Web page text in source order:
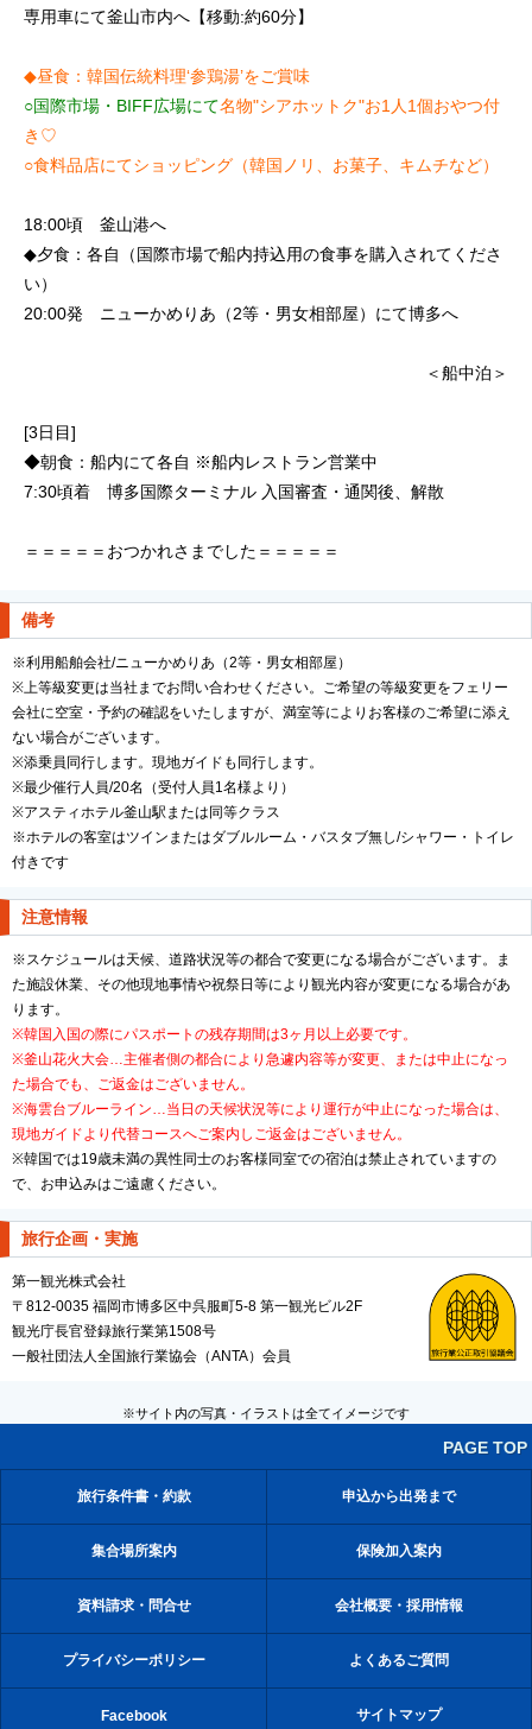
専用車にて釜山市内へ【移動:約60分】
◆昼食：韓国伝統料理‘参鶏湯’をご賞味
○国際市場・BIFF広場にて名物"シアホットク"お1人1個おやつ付
き♡
○食料品店にてショッピング（韓国ノリ、お菓子、キムチなど）
18:00頃 釜山港へ
◆夕食：各自（国際市場で船内持込用の食事を購入されてくださ
い）
20:00発 ニューかめりあ（2等・男女相部屋）にて博多へ
＜船中泊＞
[3日目]
◆朝食：船内にて各自 ※船内レストラン営業中
7:30頃着 博多国際ターミナル 入国審査・通関後、解散
＝＝＝＝＝おつかれさまでした＝＝＝＝＝
備考
※利用船舶会社/ニューかめりあ（2等・男女相部屋）
※上等級変更は当社までお問い合わせください。ご希望の等級変更をフェリー
会社に空室・予約の確認をいたしますが、満室等によりお客様のご希望に添え
ない場合がございます。
※添乗員同行します。現地ガイドも同行します。
※最少催行人員/20名（受付人員1名様より）
※アスティホテル釜山駅または同等クラス
※ホテルの客室はツインまたはダブルルーム・バスタブ無し/シャワー・トイレ
付きです
注意情報
※スケジュールは天候、道路状況等の都合で変更になる場合がございます。ま
た施設休業、その他現地事情や祝祭日等により観光内容が変更になる場合があ
ります。
※韓国入国の際にパスポートの残存期間は3ヶ月以上必要です。
※釜山花火大会…主催者側の都合により急遽内容等が変更、または中止になっ
た場合でも、ご返金はございません。
※海雲台ブルーライン…当日の天候状況等により運行が中止になった場合は、
現地ガイドより代替コースへご案内しご返金はございません。
※韓国では19歳未満の異性同士のお客様同室での宿泊は禁止されていますの
で、お申込みはご遠慮ください。
旅行企画・実施
第一観光株式会社
〒812-0035 福岡市博多区中呉服町5-8 第一観光ビル2F
観光庁長官登録旅行業第1508号
一般社団法人全国旅行業協会（ANTA）会員
PAGE TOP
※サイト内の写真・イラストは全てイメージです
旅行条件書・約款 申込から出発まで
集合場所案内 保険加入案内
資料請求・問合せ 会社概要・採用情報
プライバシーポリシー よくあるご質問
Facebook サイトマップ